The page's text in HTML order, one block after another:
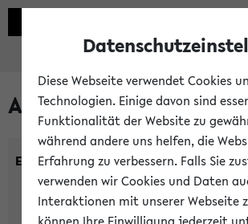
Alle Lehrenden
Einrichtung:
Diese Webseite verwendet Cookies
Technologien. Einige davon sind
Funktionalität der Website zu
während andere uns helfen, die
Erfahrung zu verbessern. Falls Sie
verwenden wir Cookies und Daten
Interaktionen mit unserer Webseite